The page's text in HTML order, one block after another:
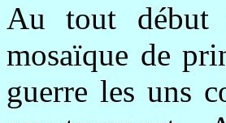
Au tout début
mosaïque de
guerre les uns